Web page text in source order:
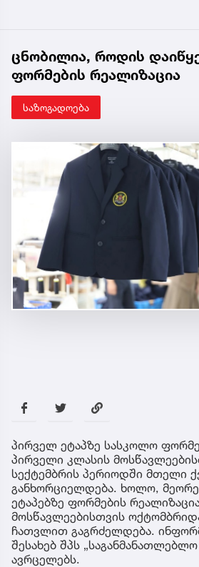
ცნობილია, როდის
ფორმების რეალიზაცია
საზოგადოება
პირველ ეტაპზე სასკოლო
პირველი კლასის
სექტემბრის პერიოდში მთელი
განხორციელდება. ხოლო, მეორე
ეტაპებზე ფორმების
მოსწავლეებისთვის
ჩათვლით გაგრძელდება.
შესახებ შპს
ავრცელებს.